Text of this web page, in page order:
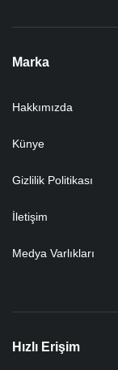
Marka
Hakkımızda
Künye
Gizlilik Politikası
İletişim
Medya Varlıkları
Hızlı Erişim